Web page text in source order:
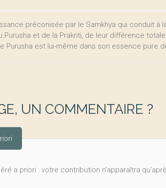
préconisée par le Samkhya qui conduit à
Purusha et de la Prakriti, de leur différence totale.
Purusha est lui-même dans son essence pure
UN COMMENTAIRE ?
a priori : votre contribution n’apparaîtra